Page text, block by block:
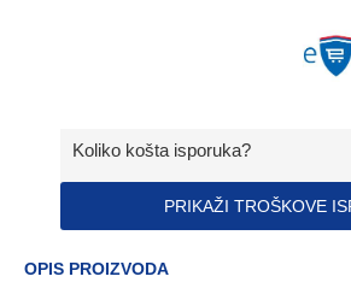
Koliko košta isporuka?
PRIKAŽI TROŠKOVE
OPIS PROIZVODA